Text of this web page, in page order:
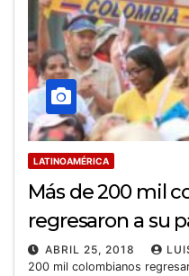
LATINOAMÉRICA
Más de 200 mil
regresaron a su
ABRIL 25, 2018
200 mil colombianos